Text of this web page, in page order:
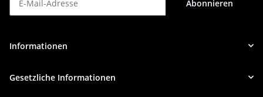
Abonnieren
Informationen
Gesetzliche Informationen